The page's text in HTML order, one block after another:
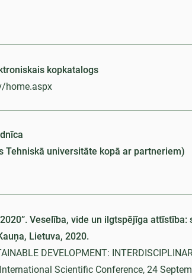
kopkatalogs
home.aspx
Tehniskā universitāte kopā ar partneriem)
Veselība, vide un ilgtspējīga
Lietuva, 2020.
DEVELOPMENT:
Scientific Conference, 24